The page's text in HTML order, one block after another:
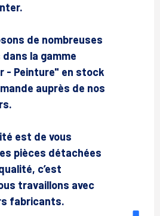
de nombreuses
la gamme
- Peinture" en stock
auprès de nos
est de vous
pièces détachées
c’est
travaillons avec
fabricants.